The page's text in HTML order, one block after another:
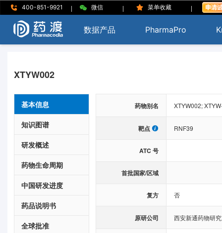
400-851-9921 | 微信 | 菜单收藏 |
数据产品 PharmaPro
XTYW002
基本信息
知识图谱
研发概述
药物生命周期
中国研发进度
药品说明书
全球批准
药物别名 XTYW002;
靶点 RNF39
ATC 号
首批国家/区域
复方 否
原研公司 西安新通药物研